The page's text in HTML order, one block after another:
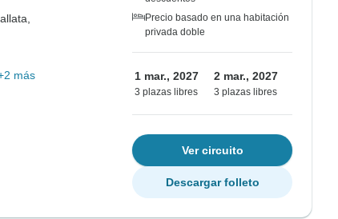
más
Precio basado en una habitación
privada doble
1 mar., 2027
3 plazas libres
2 mar., 2027
3 plazas libres
Ver circuito
Descargar folleto